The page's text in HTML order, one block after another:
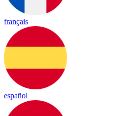
français
español